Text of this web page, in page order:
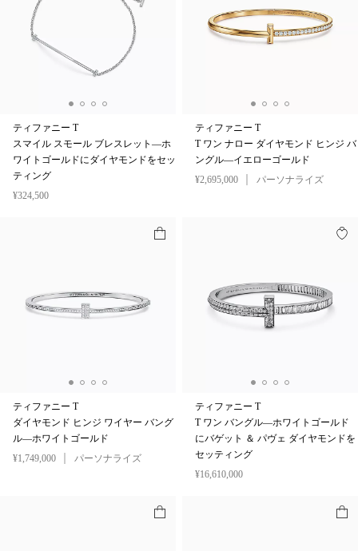
ティファニー T
スマイル スモール ブレスレット—ホ
ワイトゴールドにダイヤモンドをセッ
ティング
¥324,500
ティファニー T
T ワン ナロー ダイヤモンド ヒンジ バ
ングル—イエローゴールド
¥2,695,000
パーソナライズ
ティファニー T
ダイヤモンド ヒンジ ワイヤー バング
ル—ホワイトゴールド
¥1,749,000
パーソナライズ
ティファニー T
T ワン バングル—ホワイトゴールド
にバゲット ＆ パヴェ ダイヤモンドを
セッティング
¥16,610,000